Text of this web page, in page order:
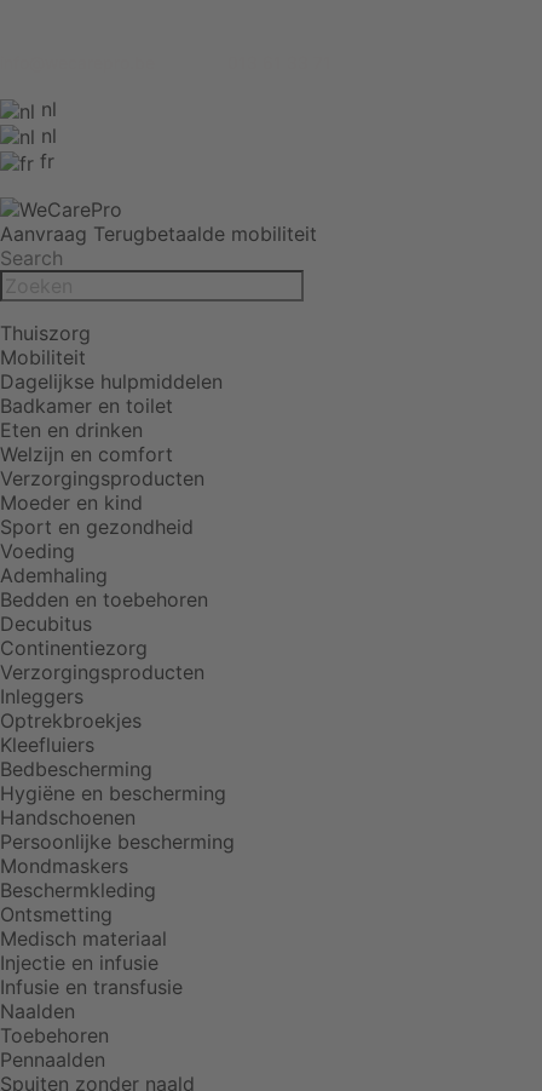
nl
nl
fr
Aanvraag Terugbetaalde mobiliteit
Search
Thuiszorg
Mobiliteit
Dagelijkse hulpmiddelen
Badkamer en toilet
Eten en drinken
Welzijn en comfort
Verzorgingsproducten
Moeder en kind
Sport en gezondheid
Voeding
Ademhaling
Bedden en toebehoren
Decubitus
Continentiezorg
Verzorgingsproducten
Inleggers
Optrekbroekjes
Kleefluiers
Bedbescherming
Hygiëne en bescherming
Handschoenen
Persoonlijke bescherming
Mondmaskers
Beschermkleding
Ontsmetting
Medisch materiaal
Injectie en infusie
Infusie en transfusie
Naalden
Toebehoren
Pennaalden
Spuiten zonder naald